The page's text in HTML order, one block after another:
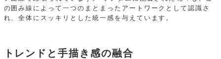
の囲み線によって一つのまとまったアートワークとして認識さ
れ、全体にスッキリとした統一感を与えています。
トレンドと手描き感の融合